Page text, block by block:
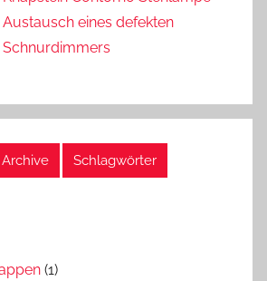
Austausch eines defekten
Schnurdimmers
Archive Schlagwörter
(1)